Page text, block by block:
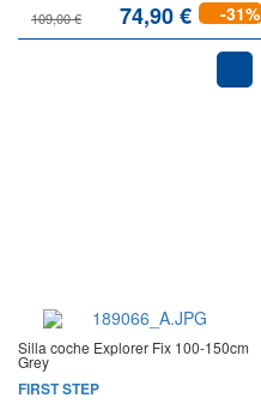
109,00 € 74,90 € -31%
Silla coche Explorer Fix 100-150cm
Grey
FIRST STEP